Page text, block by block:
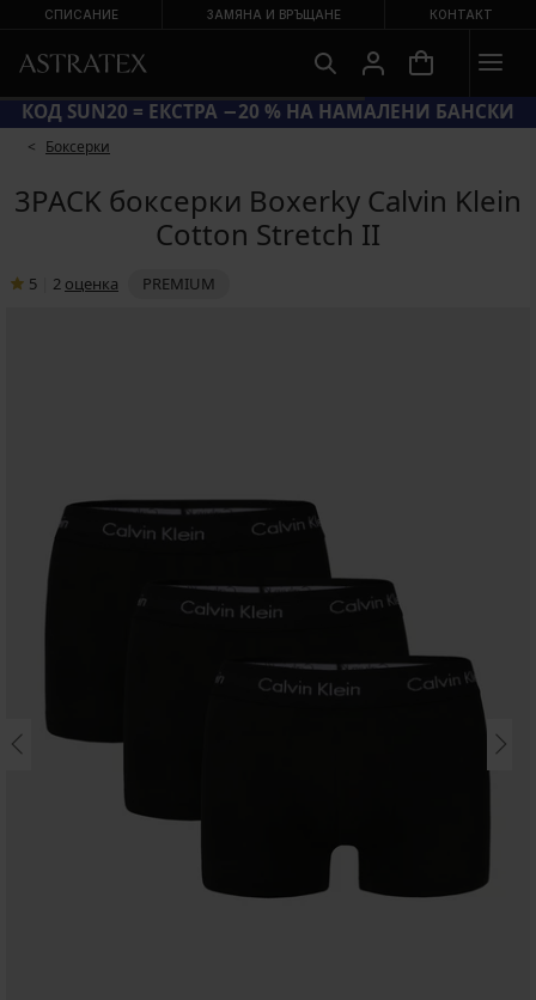
СПИСАНИЕ ЗАМЯНА И ВРЪЩАНЕ КОНТАКТ
КОД SUN20 = ЕКСТРА −20 % НА НАМАЛЕНИ БАНСКИ
Боксерки
3PACK боксерки Boxerky Calvin Klein
Cotton Stretch II
5 2 oценка PREMIUM